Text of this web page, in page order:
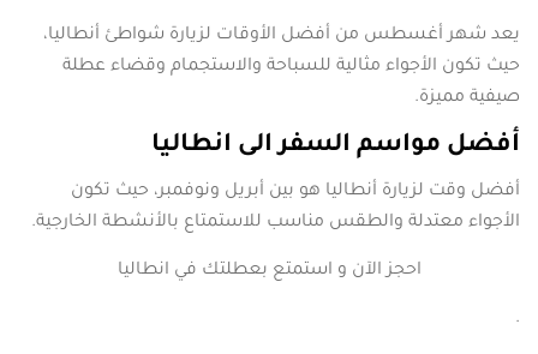
يعد شهر أغسطس من أفضل الأوقات لزيارة شواطئ أنطاليا،
حيث تكون الأجواء مثالية للسباحة والاستجمام وقضاء عطلة
صيفية مميزة.
أفضل مواسم السفر الى انطاليا
أفضل وقت لزيارة أنطاليا هو بين أبريل ونوفمبر، حيث تكون
الأجواء معتدلة والطقس مناسب للاستمتاع بالأنشطة الخارجية.
احجز الآن و استمتع بعطلتك في انطاليا
.